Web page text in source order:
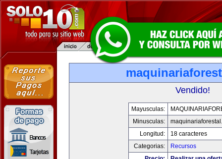
Vendido!
Mayusculas:
Minusculas:
Longitud:
18 caracteres
Categorias:
Recursos